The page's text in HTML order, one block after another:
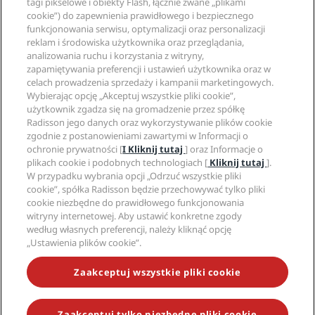
Cele podróży
Nowe i zapowiadane hotele
Aplikacja Radisson Hotels
Hotele z certyfikatem Sports Approved
Hotele przyjazne dla rodzin
Zdrowie i bezpieczeństwo
Partnerzy
Agencje turystyczne
Witryna korporacyjna
Radisson Hotel Group
Media
Kariery w RHG
Kariery w PPHE
Kariera EHL
The Club by RHG
Współpraca
Odpowiedzialny biznes
Zaopatrzenie
Informacje prawne
Centrum prywatności
Informacje prawne
Regulamin Radisson Rewards
Umowa dotycząca korzystania z witryny
Dostępność cyfrowa
Oświadczenie dotyczące współczesnego niewolnictwa
Pomoc
Ostrzeżenia dla klientów
Kontakt
Najczęściej zadawane pytania
Mapa witryny
Media społecznościowe
Marki Radisson Hotels
NIE PRZEGAP NAJCIEKAWSZYCH OFERT
cookie”) do zapewnienia prawidłowego i bezpiecznego
funkcjonowania serwisu, optymalizacji oraz personalizacji
reklam i środowiska użytkownika oraz przeglądania,
analizowania ruchu i korzystania z witryny,
zapamiętywania preferencji i ustawień użytkownika oraz w
celach prowadzenia sprzedaży i kampanii marketingowych.
Wybierając opcję „Akceptuj wszystkie pliki cookie”,
użytkownik zgadza się na gromadzenie przez spółkę
Radisson jego danych oraz wykorzystywanie plików cookie
zgodnie z postanowieniami zawartymi w Informacji o
ochronie prywatności [I Kliknij tutaj] oraz Informacje o
plikach cookie i podobnych technologiach [ Kliknij tutaj].
W przypadku wybrania opcji „Odrzuć wszystkie pliki
cookie”, spółka Radisson będzie przechowywać tylko pliki
cookie niezbędne do prawidłowego funkcjonowania
witryny internetowej. Aby ustawić konkretne zgody
według własnych preferencji, należy kliknąć opcję
„Ustawienia plików cookie”.
Zaakceptuj wszystkie pliki cookie